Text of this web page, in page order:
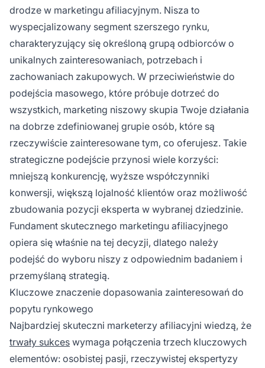
drodze w marketingu afiliacyjnym. Nisza to
wyspecjalizowany segment szerszego rynku,
charakteryzujący się określoną grupą odbiorców o
unikalnych zainteresowaniach, potrzebach i
zachowaniach zakupowych. W przeciwieństwie do
podejścia masowego, które próbuje dotrzeć do
wszystkich, marketing niszowy skupia Twoje działania
na dobrze zdefiniowanej grupie osób, które są
rzeczywiście zainteresowane tym, co oferujesz. Takie
strategiczne podejście przynosi wiele korzyści:
mniejszą konkurencję, wyższe współczynniki
konwersji, większą lojalność klientów oraz możliwość
zbudowania pozycji eksperta w wybranej dziedzinie.
Fundament skutecznego marketingu afiliacyjnego
opiera się właśnie na tej decyzji, dlatego należy
podejść do wyboru niszy z odpowiednim badaniem i
przemyślaną strategią.
Kluczowe znaczenie dopasowania zainteresowań do
popytu rynkowego
Najbardziej skuteczni marketerzy afiliacyjni wiedzą, że
trwały sukces wymaga połączenia trzech kluczowych
elementów: osobistej pasji, rzeczywistej ekspertyzy